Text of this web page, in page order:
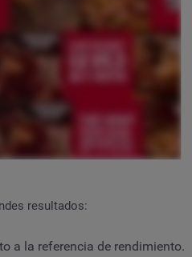
resultados:
a la referencia de rendimiento.